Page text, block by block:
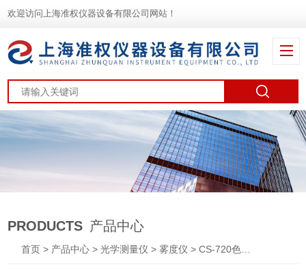
欢迎访问上海准权仪器设备有限公司网站！
PRODUCTS 产品中心
首页> 产品中心 >光学测量仪 >雾度仪 > CS-720色彩雾度仪